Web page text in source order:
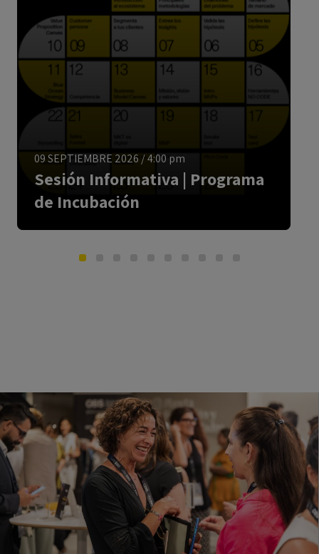
09 SEPTIEMBRE 2026 /4:00 pm
Sesión Informativa | Programa
de Incubación
ESPAÑOL